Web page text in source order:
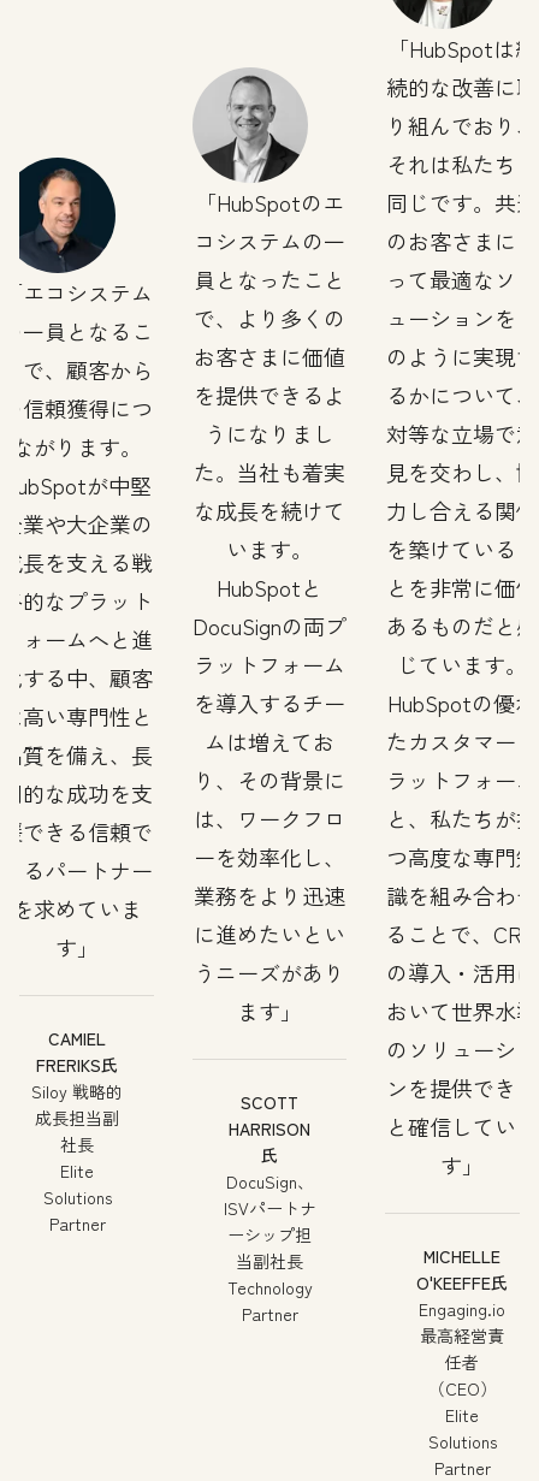
エコシステム
の一員となるこ
とで、顧客から
の信頼獲得につ
ながります。
HubSpotが中堅
企業や大企業の
成長を支える戦
略的なプラット
フォームへと進
化する中、顧客
は高い専門性と
品質を備え、長
期的な成功を支
援できる信頼で
きるパートナー
を求めていま
す
CAMIEL
FRERIKS氏
Siloy 戦略的
成長担当副
社長
Elite
Solutions
Partner
HubSpotのエ
コシステムの一
員となったこと
で、より多くの
お客さまに価値
を提供できるよ
うになりまし
た。当社も着実
な成長を続けて
います。
HubSpotと
DocuSignの両プ
ラットフォーム
を導入するチー
ムは増えてお
り、その背景に
は、ワークフロ
ーを効率化し、
業務をより迅速
に進めたいとい
うニーズがあり
ます
SCOTT
HARRISON
氏
DocuSign、
ISVパートナ
ーシップ担
当副社長
Technology
Partner
HubSpotは継
続的な改善に取
り組んでおり、
それは私たちも
同じです。共通
のお客さまにと
って最適なソリ
ューションをど
のように実現す
るかについて、
対等な立場で意
見を交わし、協
力し合える関係
を築けているこ
とを非常に価値
あるものだと感
じています。
HubSpotの優れ
たカスタマープ
ラットフォーム
と、私たちが持
つ高度な専門知
識を組み合わせ
ることで、CRM
の導入・活用に
おいて世界水準
のソリューショ
ンを提供できる
と確信していま
す
MICHELLE
O'KEEFFE氏
Engaging.io
最高経営責
任者
（CEO）
Elite
Solutions
Partner